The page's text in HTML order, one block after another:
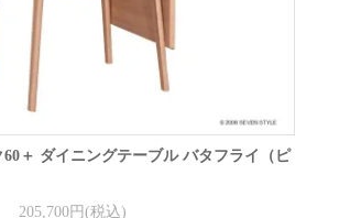
60＋ ダイニングテーブル バタフライ（ピ
205,700円(税込)